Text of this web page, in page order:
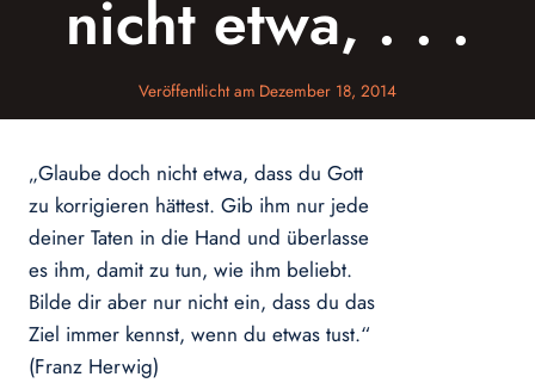
nicht etwa, . . .
Veröffentlicht am Dezember 18, 2014
„Glaube doch nicht etwa, dass du Gott
zu korrigieren hättest. Gib ihm nur jede
deiner Taten in die Hand und überlasse
es ihm, damit zu tun, wie ihm beliebt.
Bilde dir aber nur nicht ein, dass du das
Ziel immer kennst, wenn du etwas tust.“
(Franz Herwig)